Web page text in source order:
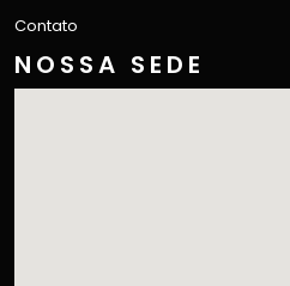
Contato
NOSSA SEDE